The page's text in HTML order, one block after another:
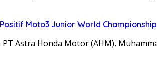
Moto3 Junior World Championship
Astra Honda Motor (AHM),